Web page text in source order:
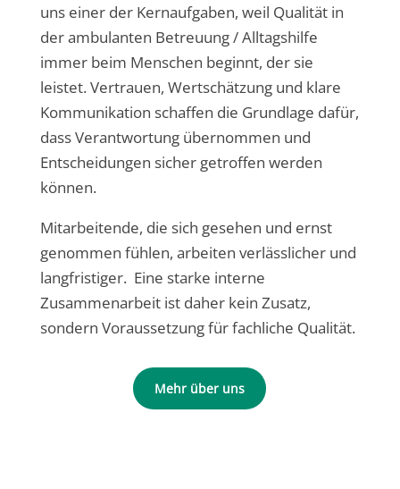
uns einer der Kernaufgaben, weil Qualität in
der ambulanten Betreuung / Alltagshilfe
immer beim Menschen beginnt, der sie
leistet. Vertrauen, Wertschätzung und klare
Kommunikation schaffen die Grundlage dafür,
dass Verantwortung übernommen und
Entscheidungen sicher getroffen werden
können.
Mitarbeitende, die sich gesehen und ernst
genommen fühlen, arbeiten verlässlicher und
langfristiger. Eine starke interne
Zusammenarbeit ist daher kein Zusatz,
sondern Voraussetzung für fachliche Qualität.
Mehr über uns